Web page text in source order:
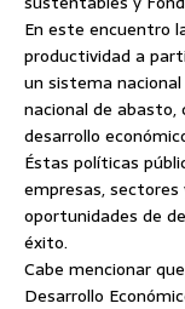
En este encuentro
productividad a
un sistema
nacional de abasto,
desarrollo
Éstas políticas
empresas,
oportunidades de
éxito.
Cabe mencionar
Desarrollo